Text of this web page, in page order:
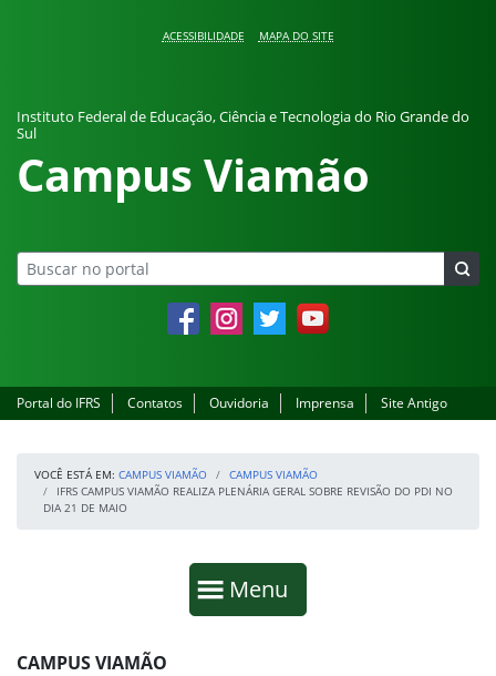
ACESSIBILIDADE MAPA DO SITE
Instituto Federal de Educação, Ciência e Tecnologia do Rio Grande do
Sul
Campus Viamão
FacebookInstagramTwitter YouTube
Portal do IFRS Contatos Ouvidoria Imprensa Site Antigo
VOCÊ ESTÁ EM: CAMPUS VIAMÃO
CAMPUS VIAMÃO
IFRS CAMPUS VIAMÃO REALIZA PLENÁRIA GERAL SOBRE REVISÃO DO PDI NO
DIA 21 DE MAIO
Mostrar
Menu
Fim da navegação
Início do conteúdo
CAMPUS VIAMÃO